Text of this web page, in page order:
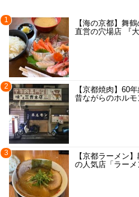
1
【海の京都】舞
直営の穴場店 『大
2
【京都焼肉】60
昔ながらのホルモ
3
【京都ラーメン
の人気店「ラーメ